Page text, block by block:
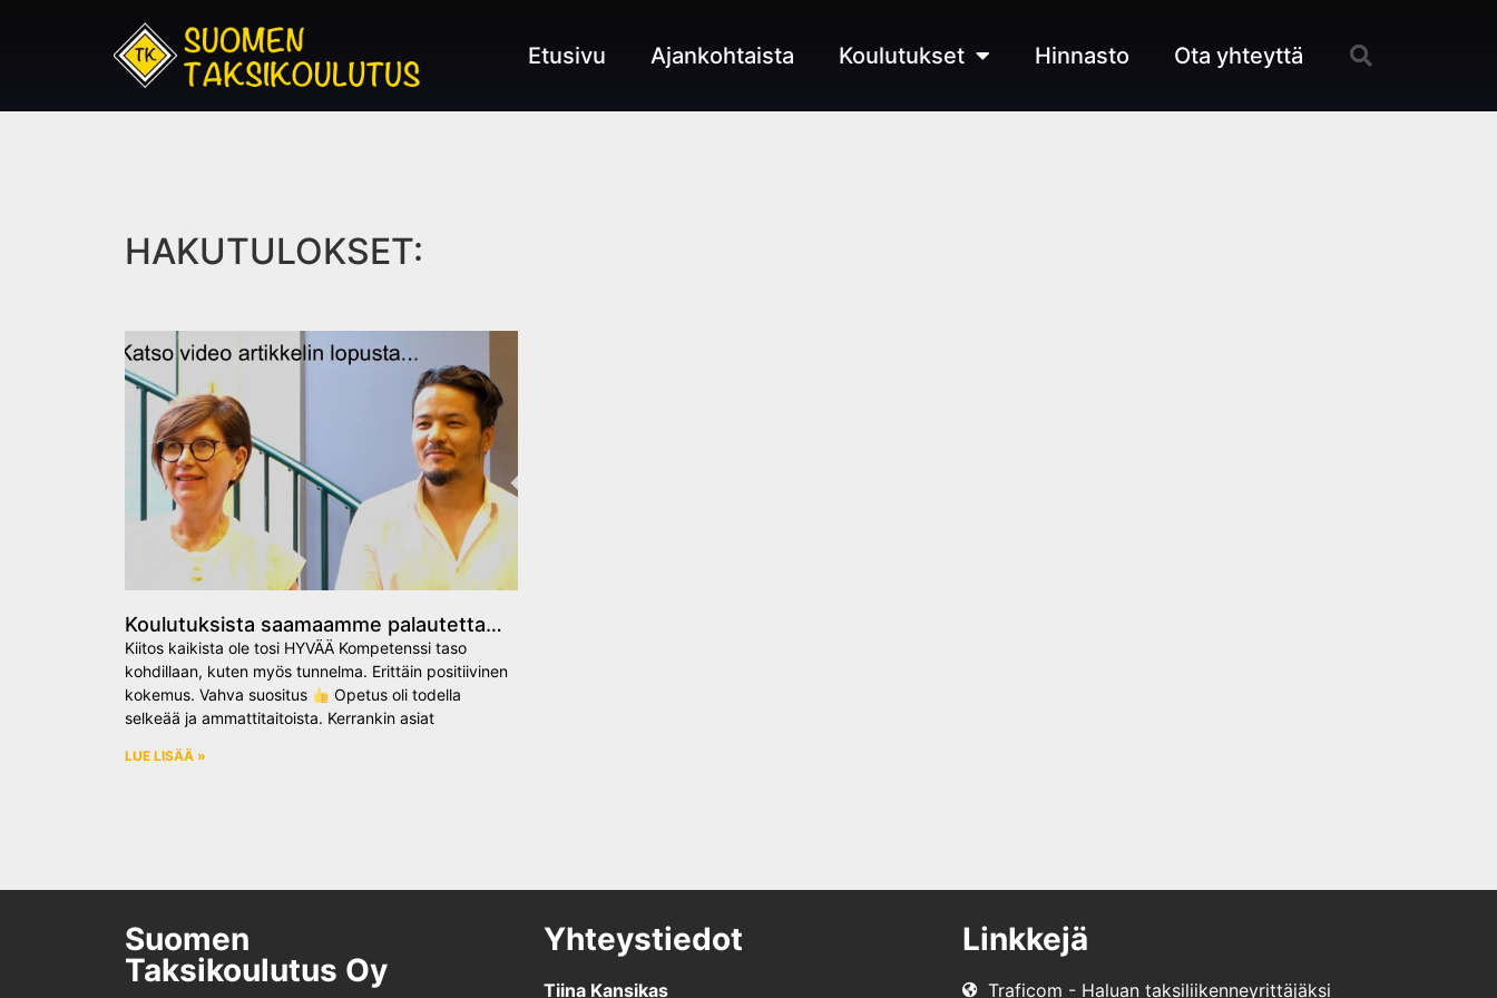
Etusivu Ajankohtaista Koulutukset Hinnasto Ota yhteyttä
HAKUTULOKSET:
Koulutuksista saamaamme palautetta…
Kiitos kaikista ole tosi HYVÄÄ Kompetenssi taso
kohdillaan, kuten myös tunnelma. Erittäin positiivinen
kokemus. Vahva suositus
Opetus oli todella
selkeää ja ammattitaitoista. Kerrankin asiat
LUE LISÄÄ »
Suomen
Taksikoulutus Oy
Yhteystiedot
Tiina Kansikas
Linkkejä
Traficom - Haluan taksiliikenneyrittäjäksi